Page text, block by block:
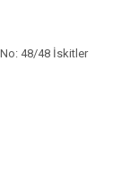
No: 48/48 İskitler